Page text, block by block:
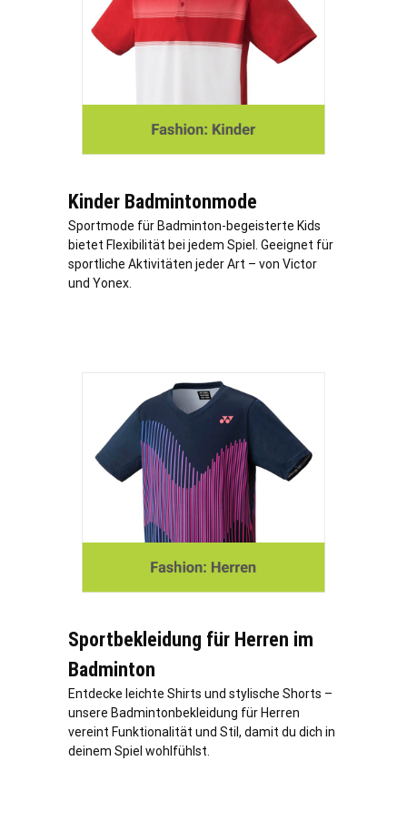
Kinder Badmintonmode
Sportmode für Badminton-begeisterte Kids
bietet Flexibilität bei jedem Spiel. Geeignet für
sportliche Aktivitäten jeder Art – von Victor
und Yonex.
Sportbekleidung für Herren im
Badminton
Entdecke leichte Shirts und stylische Shorts –
unsere Badmintonbekleidung für Herren
vereint Funktionalität und Stil, damit du dich in
deinem Spiel wohlfühlst.